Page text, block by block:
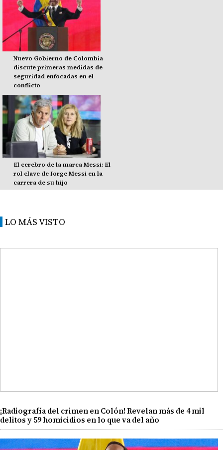
Nuevo Gobierno de Colombia
discute primeras medidas de
seguridad enfocadas en el
conflicto
El cerebro de la marca Messi: El
rol clave de Jorge Messi en la
carrera de su hijo
LO MÁS VISTO
¡Radiografía del crimen en Colón! Revelan más de 4 mil
delitos y 59 homicidios en lo que va del año